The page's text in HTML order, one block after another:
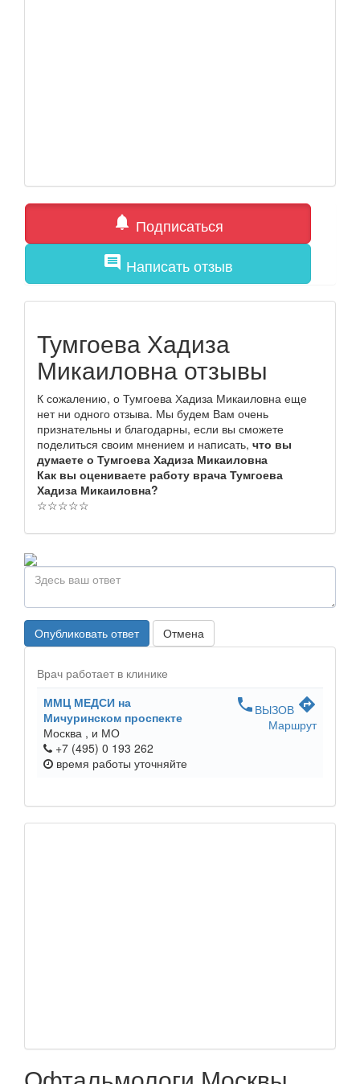
notifications Подписаться
comment Написать отзыв
Тумгоева Хадиза
Микаиловна отзывы
К сожалению, о Тумгоева Хадиза Микаиловна еще
нет ни одного отзыва. Мы будем Вам очень
признательны и благодарны, если вы сможете
поделиться своим мнением и написать, что вы
думаете о Тумгоева Хадиза Микаиловна
Как вы оцениваете работу врача Тумгоева
Хадиза Микаиловна?
☆☆☆☆☆
Опубликовать ответ Отмена
Врач работает в клинике
ММЦ МЕДСИ на
Мичуринском проспекте
Москва , и МО
+7 (495) 0 193 262
время работы уточняйте
phone ВЫЗОВ directions
Маршрут